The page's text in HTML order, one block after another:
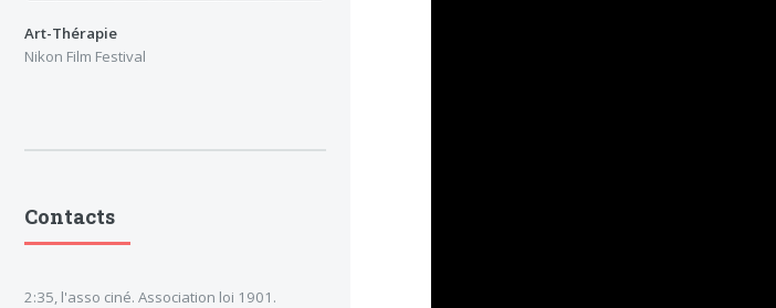
Art-Thérapie
Nikon Film Festival
Contacts
2:35, l'asso ciné. Association loi 1901.